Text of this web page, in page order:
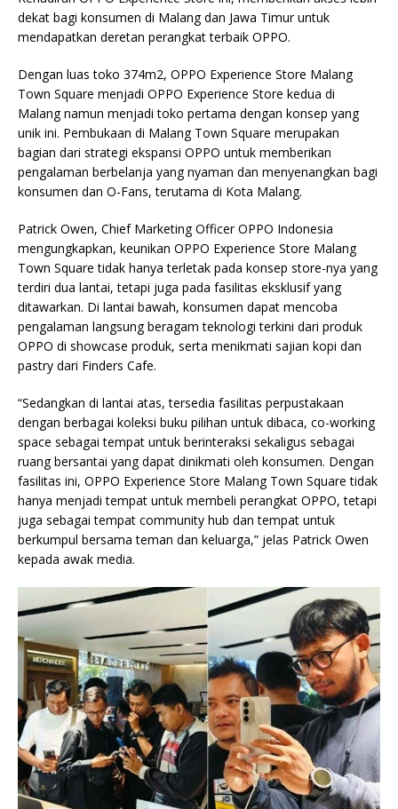
dekat bagi konsumen di Malang dan Jawa Timur untuk
mendapatkan deretan perangkat terbaik OPPO.
Dengan luas toko 374m2, OPPO Experience Store Malang
Town Square menjadi OPPO Experience Store kedua di
Malang namun menjadi toko pertama dengan konsep yang
unik ini. Pembukaan di Malang Town Square merupakan
bagian dari strategi ekspansi OPPO untuk memberikan
pengalaman berbelanja yang nyaman dan menyenangkan bagi
konsumen dan O-Fans, terutama di Kota Malang.
Patrick Owen, Chief Marketing Officer OPPO Indonesia
mengungkapkan, keunikan OPPO Experience Store Malang
Town Square tidak hanya terletak pada konsep store-nya yang
terdiri dua lantai, tetapi juga pada fasilitas eksklusif yang
ditawarkan. Di lantai bawah, konsumen dapat mencoba
pengalaman langsung beragam teknologi terkini dari produk
OPPO di showcase produk, serta menikmati sajian kopi dan
pastry dari Finders Cafe.
“Sedangkan di lantai atas, tersedia fasilitas perpustakaan
dengan berbagai koleksi buku pilihan untuk dibaca, co-working
space sebagai tempat untuk berinteraksi sekaligus sebagai
ruang bersantai yang dapat dinikmati oleh konsumen. Dengan
fasilitas ini, OPPO Experience Store Malang Town Square tidak
hanya menjadi tempat untuk membeli perangkat OPPO, tetapi
juga sebagai tempat community hub dan tempat untuk
berkumpul bersama teman dan keluarga,” jelas Patrick Owen
kepada awak media.